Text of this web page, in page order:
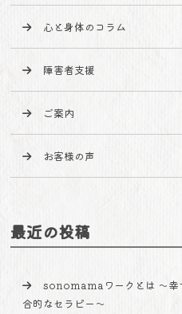
心と身体のコラム
障害者支援
ご案内
お客様の声
最近の投稿
sonomamaワークとは 〜幸
合的なセラピー〜